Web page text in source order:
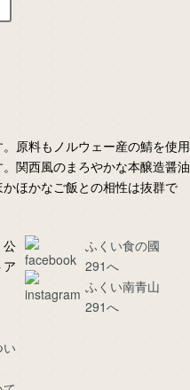
原料もノルウェー産の鯖を使用
関西風のまろやかな本醸造醤油
ほかなご飯との相性は抜群で
公
ア
い
ふくい食の國
291へ
ふくい南青山
291へ